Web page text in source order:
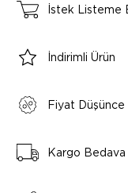
İstek Listeme
İndirimli Ürün
Fiyat
Kargo Bedava